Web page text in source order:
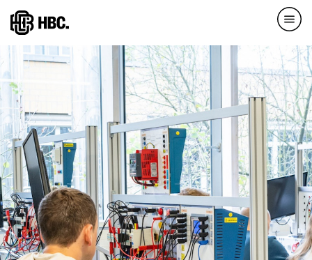
Direkt
zum
Inhalt